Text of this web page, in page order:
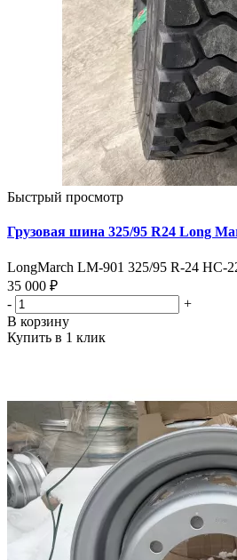
Быстрый просмотр
Грузовая шина 325/95 R24 Long
LongMarch LM-901 325/95 R-24 HC-
35 000 ₽
-
+
В корзину
Купить в 1 клик